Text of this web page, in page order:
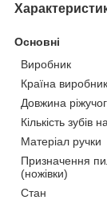
Основні
Виробник
Країна виробник
Довжина
Кількість зубів
Матеріал ручки
Призначення
(ножівки)
Стан